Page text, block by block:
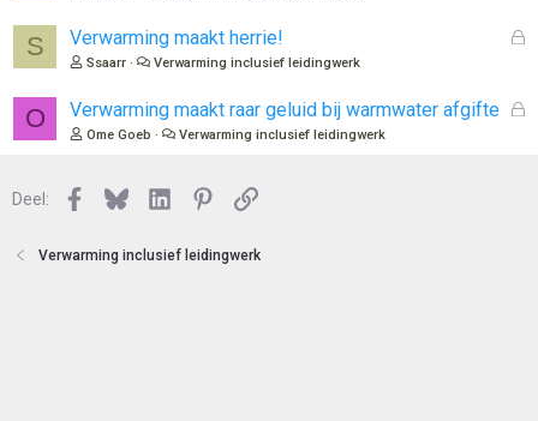
n
n
S
G
Verwarming maakt herrie!
Ssaarr Verwarming inclusief leidingwerk
O
G
Verwarming maakt raar geluid bij warmwater afgifte
Ome Goeb Verwarming inclusief leidingwerk
Deel: Facebook
BlueskyLinkedInPinterest
Link
Verwarming inclusief leidingwerk